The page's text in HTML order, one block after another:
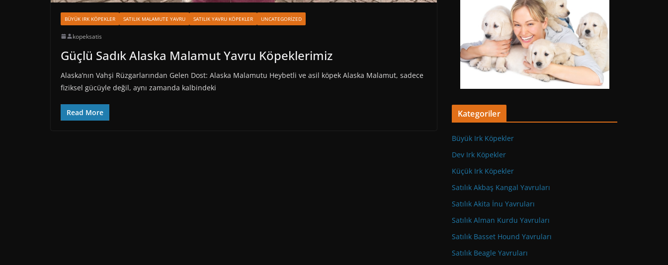
BÜYÜK IRK KÖPEKLER SATILIK MALAMUTE YAVRU SATILIK YAVRU KÖPEKLER UNCATEGORIZED
kopeksatis
Güçlü Sadık Alaska Malamut Yavru Köpeklerimiz
Alaska’nın Vahşi Rüzgarlarından Gelen Dost: Alaska Malamutu Heybetli ve asil köpek Alaska Malamut, sadece
fiziksel gücüyle değil, aynı zamanda kalbindeki
Read More Kategoriler
Büyük Irk Köpekler
Dev Irk Köpekler
Küçük Irk Köpekler
Satılık Akbaş Kangal Yavruları
Satılık Akita İnu Yavruları
Satılık Alman Kurdu Yavruları
Satılık Basset Hound Yavruları
Satılık Beagle Yavruları